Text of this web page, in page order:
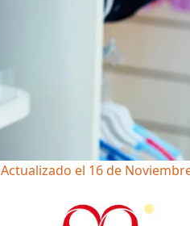
Actualizado el 16 de